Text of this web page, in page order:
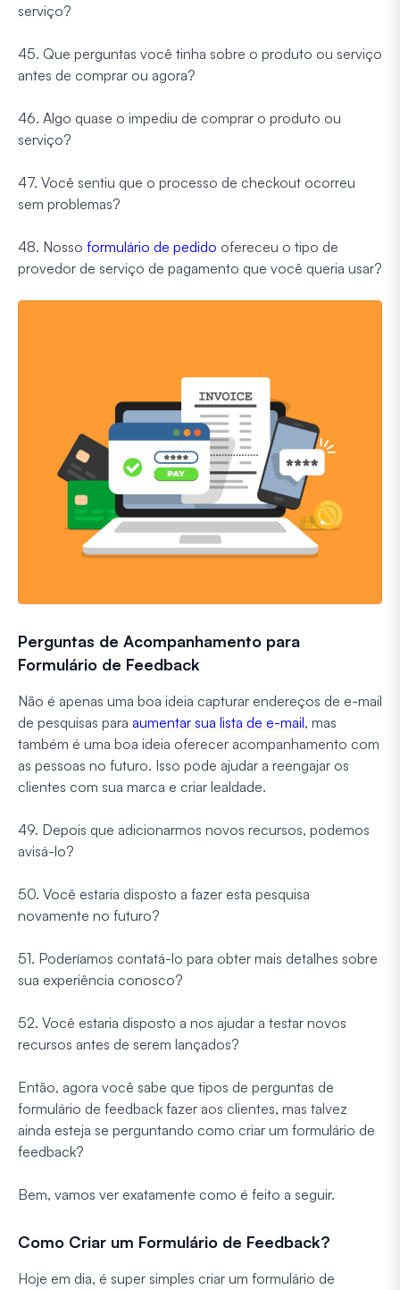
serviço?
45. Que perguntas você tinha sobre o produto ou serviço
antes de comprar ou agora?
46. Algo quase o impediu de comprar o produto ou
serviço?
47. Você sentiu que o processo de checkout ocorreu
sem problemas?
48. Nosso formulário de pedido ofereceu o tipo de
provedor de serviço de pagamento que você queria usar?
Perguntas de Acompanhamento para
Formulário de Feedback
Não é apenas uma boa ideia capturar endereços de e-mail
de pesquisas para aumentar sua lista de e-mail, mas
também é uma boa ideia oferecer acompanhamento com
as pessoas no futuro. Isso pode ajudar a reengajar os
clientes com sua marca e criar lealdade.
49. Depois que adicionarmos novos recursos, podemos
avisá-lo?
50. Você estaria disposto a fazer esta pesquisa
novamente no futuro?
51. Poderíamos contatá-lo para obter mais detalhes sobre
sua experiência conosco?
52. Você estaria disposto a nos ajudar a testar novos
recursos antes de serem lançados?
Então, agora você sabe que tipos de perguntas de
formulário de feedback fazer aos clientes, mas talvez
ainda esteja se perguntando como criar um formulário de
feedback?
Bem, vamos ver exatamente como é feito a seguir.
Como Criar um Formulário de Feedback?
Hoje em dia, é super simples criar um formulário de